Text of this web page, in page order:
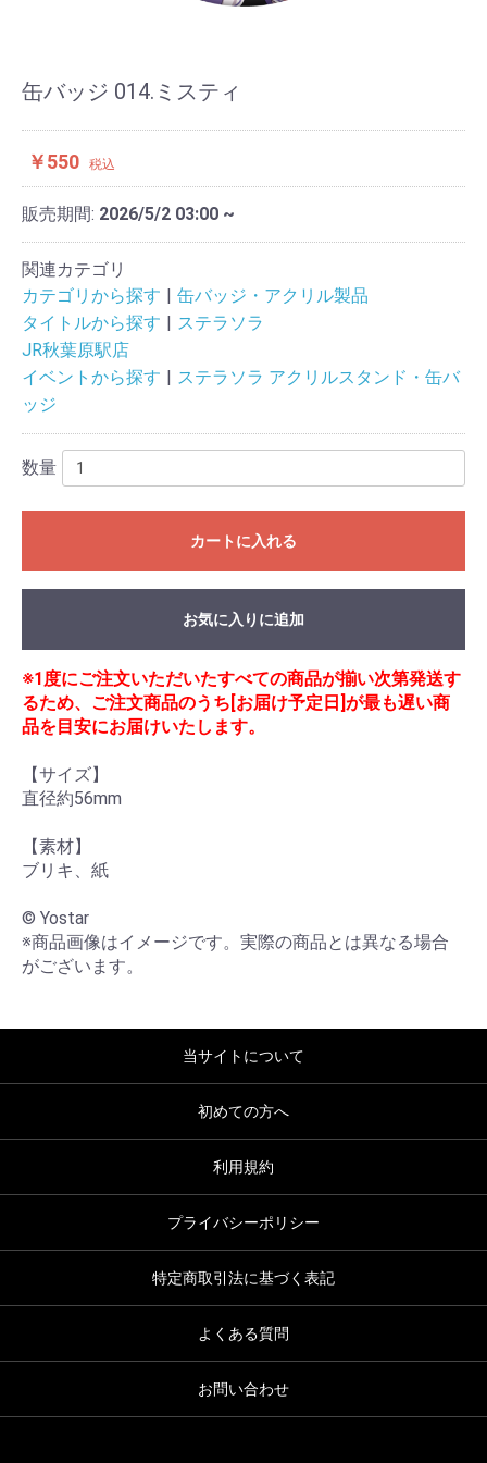
缶バッジ 014.ミスティ
￥550 税込
販売期間: 2026/5/2 03:00 ~
関連カテゴリ
カテゴリから探す
缶バッジ・アクリル製品
タイトルから探す
ステラソラ
JR秋葉原駅店
イベントから探す
ステラソラ アクリルスタンド・缶バ
ッジ
数量
カートに入れる
お気に入りに追加
※1度にご注文いただいたすべての商品が揃い次第発送す
るため、ご注文商品のうち[お届け予定日]が最も遅い商
品を目安にお届けいたします。
【サイズ】
直径約56mm
【素材】
ブリキ、紙
© Yostar
※商品画像はイメージです。実際の商品とは異なる場合
がございます。
当サイトについて
初めての方へ
利用規約
プライバシーポリシー
特定商取引法に基づく表記
よくある質問
お問い合わせ